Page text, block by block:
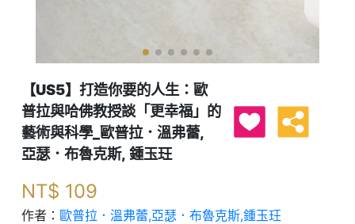
【US5】打造你要的人生：歐
普拉與哈佛教授談「更幸福」的
藝術與科學_歐普拉．溫弗蕾,
亞瑟．布魯克斯, 鍾玉玨
NT$ 109
作者： 歐普拉．溫弗蕾,亞瑟．布魯克斯,鍾玉玨